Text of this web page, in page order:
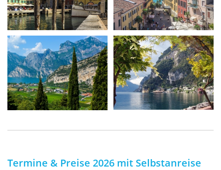
Termine & Preise 2026 mit Selbstanreise